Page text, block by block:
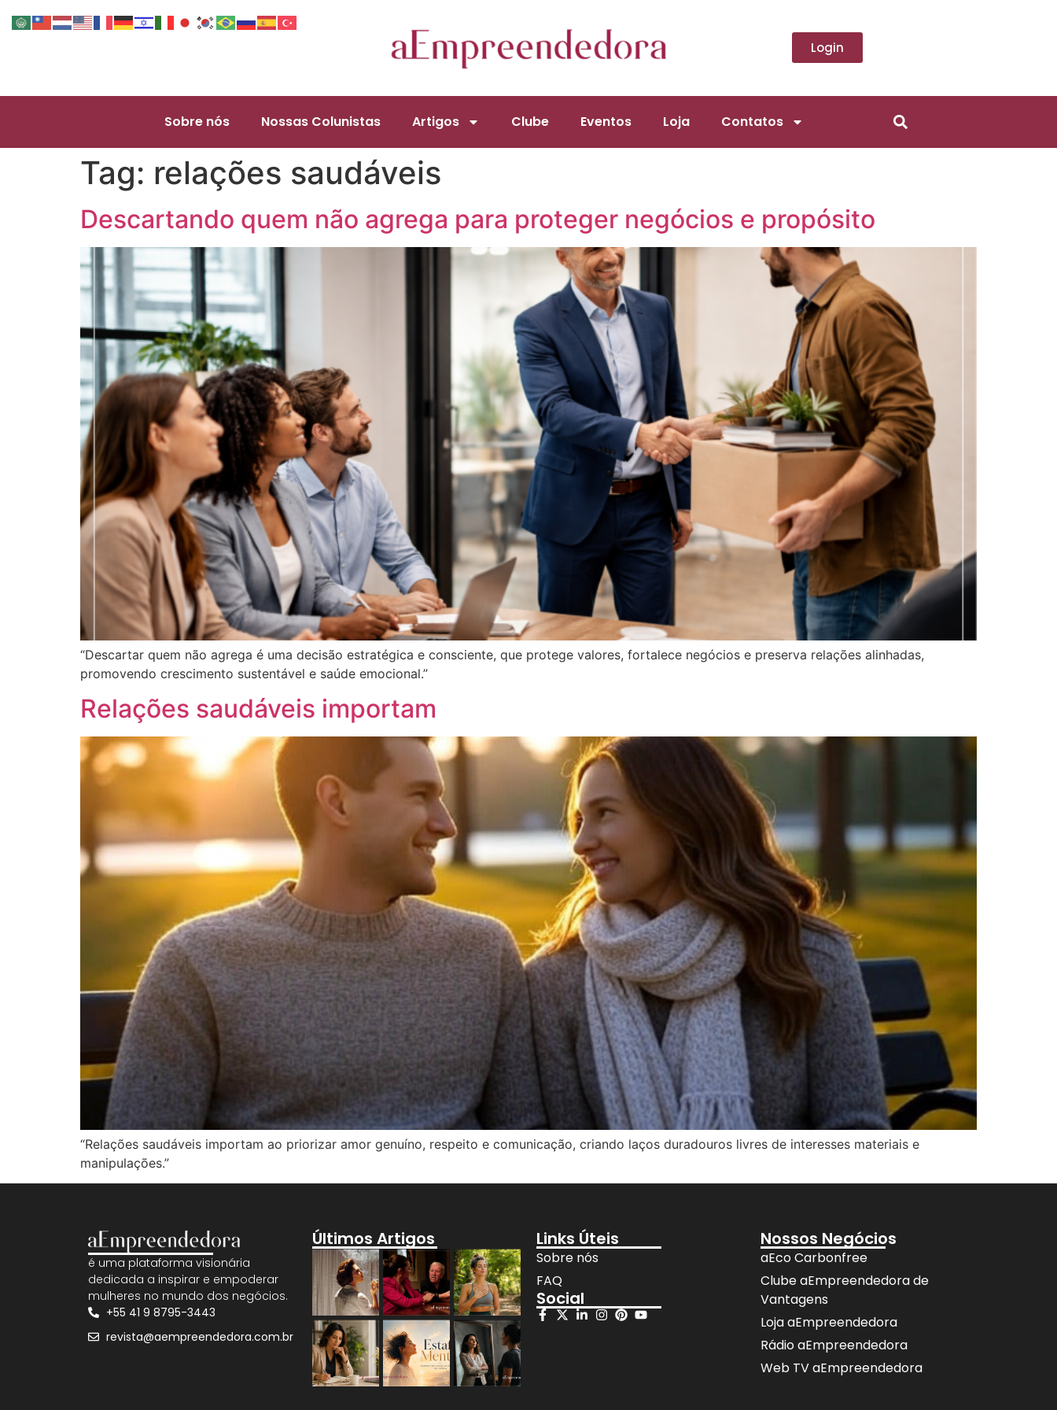
Login
Sobre nós Nossas Colunistas Artigos Clube Eventos Loja Contatos
Tag: relações saudáveis
Descartando quem não agrega para proteger negócios e propósito
“Descartar quem não agrega é uma decisão estratégica e consciente, que protege valores, fortalece negócios e preserva relações alinhadas,
promovendo crescimento sustentável e saúde emocional.”
Relações saudáveis importam
“Relações saudáveis importam ao priorizar amor genuíno, respeito e comunicação, criando laços duradouros livres de interesses materiais e
manipulações.”
é uma plataforma visionária
dedicada a inspirar e empoderar
mulheres no mundo dos negócios.
+55 41 9 8795-3443
revista@aempreendedora.com.br
Últimos Artigos Links Úteis
Sobre nós
FAQ
Social
Nossos Negócios
aEco Carbonfree
Clube aEmpreendedora de
Vantagens
Loja aEmpreendedora
Rádio aEmpreendedora
Web TV aEmpreendedora